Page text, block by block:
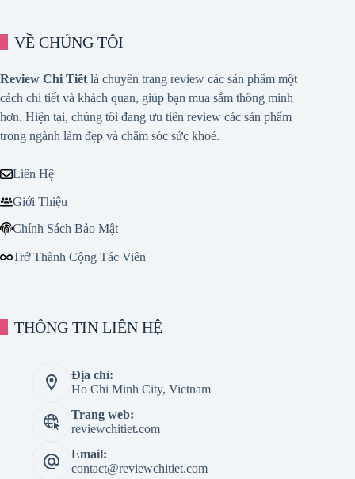
VỀ CHÚNG TÔI
Review Chi Tiết là chuyên trang review các sản phẩm một
cách chi tiết và khách quan, giúp bạn mua sắm thông minh
hơn. Hiện tại, chúng tôi đang ưu tiên review các sản phẩm
trong ngành làm đẹp và chăm sóc sức khoẻ.
Liên Hệ
Giới Thiệu
Chính Sách Bảo Mật
Trở Thành Cộng Tác Viên
THÔNG TIN LIÊN HỆ
Địa chỉ:
Ho Chi Minh City, Vietnam
Trang web:
reviewchitiet.com
Email:
contact@reviewchitiet.com